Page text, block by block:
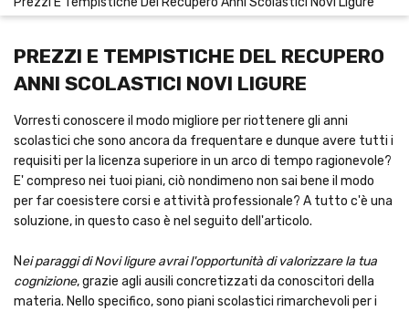
PREZZI E TEMPISTICHE DEL RECUPERO
ANNI SCOLASTICI NOVI LIGURE
Vorresti conoscere il modo migliore per riottenere gli anni
scolastici che sono ancora da frequentare e dunque avere tutti i
requisiti per la licenza superiore in un arco di tempo ragionevole?
E' compreso nei tuoi piani, ciò nondimeno non sai bene il modo
per far coesistere corsi e attività professionale? A tutto c'è una
soluzione, in questo caso è nel seguito dell'articolo.
Nei paraggi di Novi ligure avrai l'opportunità di valorizzare la tua
cognizione, grazie agli ausili concretizzati da conoscitori della
materia. Nello specifico, sono piani scolastici rimarchevoli per i